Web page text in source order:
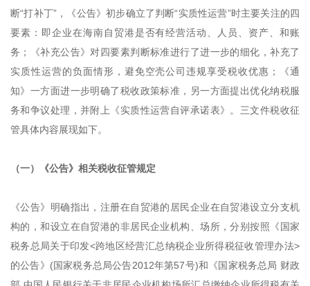
断“打补丁”，《公告》初步确立了判断“实质性运营”时主要关注的四
要素：即企业在海南自贸港是否有经营活动、人员、资产、和账
务；《补充公告》对四要素判断标准进行了进一步的细化，补充了
实质性运营的负面情形，避免空壳公司违规享受税收优惠；《通
知》一方面进一步明确了税收政策标准，另一方面提出优化纳税服
务和争议处理，并附上《实质性运营自评承诺表》。三文件税收征
管具体内容展现如下。
（一）《公告》相关税收征管规定
《公告》明确指出，注册在自贸港的居民企业在自贸港设立分支机
构的，和设立在自贸港的非居民企业机构、场所，分别按照《国家
税务总局关于印发<跨地区经营汇总纳税企业所得税征收管理办法>
的公告》(国家税务总局公告2012年第57号)和《国家税务总局 财政